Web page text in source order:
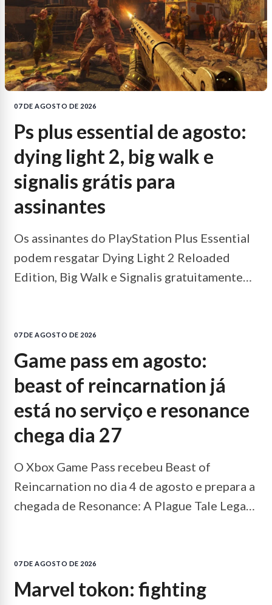
07 DE AGOSTO DE 2026
ps plus essential de agosto:
dying light 2, big walk e
signalis grátis para
assinantes
Os assinantes do PlayStation Plus Essential
podem resgatar Dying Light 2 Reloaded
Edition, Big Walk e Signalis gratuitamente
07 DE AGOSTO DE 2026
game pass em agosto:
beast of reincarnation já
está no serviço e resonance
chega dia 27
O Xbox Game Pass recebeu Beast of
Reincarnation no dia 4 de agosto e prepara a
chegada de Resonance: A Plague Tale Legacy
07 DE AGOSTO DE 2026
marvel tokon: fighting